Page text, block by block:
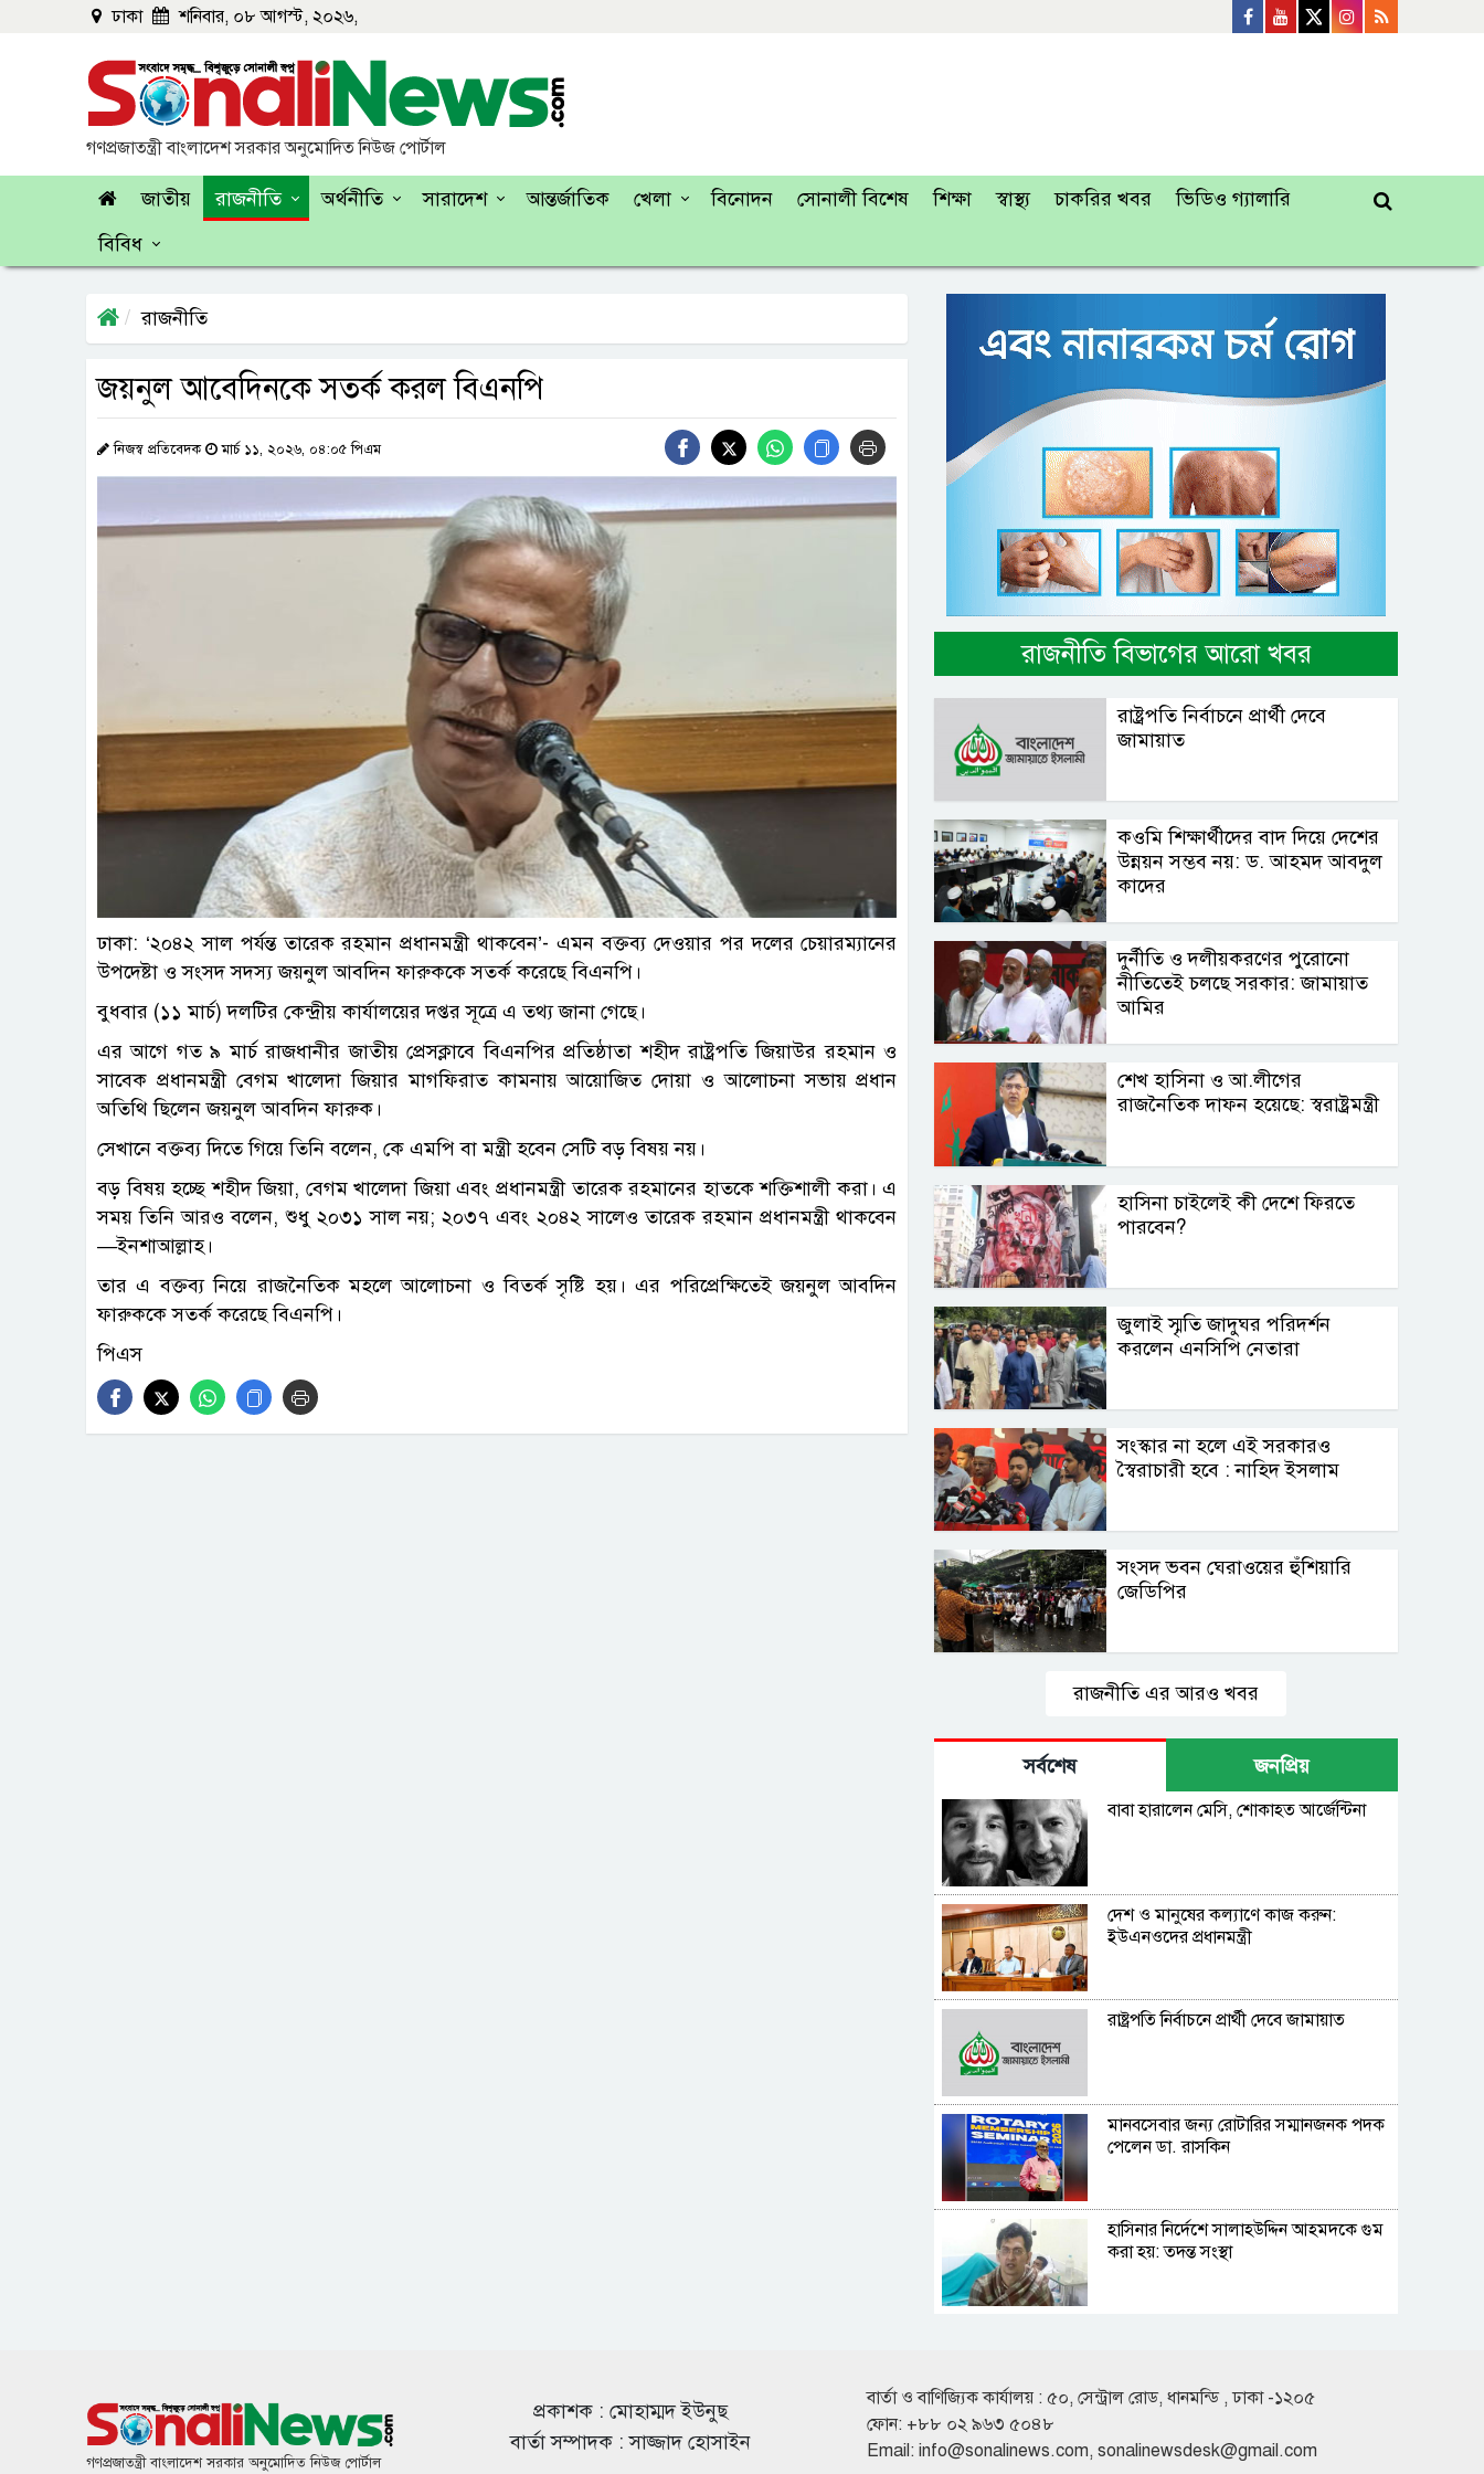
ঢাকা শনিবার, ০৮ আগস্ট, ২০২৬,
গণপ্রজাতন্ত্রী বাংলাদেশ সরকার অনুমোদিত নিউজ পোর্টাল
জাতীয় রাজনীতি অর্থনীতি সারাদেশ আন্তর্জাতিক খেলা বিনোদন সোনালী বিশেষ শিক্ষা স্বাস্থ্য চাকরির খবর
ভিডিও গ্যালারি
বিবিধ
রাজনীতি
জয়নুল আবেদিনকে সতর্ক করল বিএনপি
নিজস্ব প্রতিবেদক মার্চ ১১, ২০২৬, ০৪:০৫ পিএম
ফাইল ছবি
ঢাকা: ‘২০৪২ সাল পর্যন্ত তারেক রহমান প্রধানমন্ত্রী থাকবেন’- এমন বক্তব্য দেওয়ার পর দলের চেয়ারম্যানের
উপদেষ্টা ও সংসদ সদস্য জয়নুল আবদিন ফারুককে সতর্ক করেছে বিএনপি।
বুধবার (১১ মার্চ) দলটির কেন্দ্রীয় কার্যালয়ের দপ্তর সূত্রে এ তথ্য জানা গেছে।
এর আগে গত ৯ মার্চ রাজধানীর জাতীয় প্রেসক্লাবে বিএনপির প্রতিষ্ঠাতা শহীদ রাষ্ট্রপতি জিয়াউর রহমান ও
সাবেক প্রধানমন্ত্রী বেগম খালেদা জিয়ার মাগফিরাত কামনায় আয়োজিত দোয়া ও আলোচনা সভায় প্রধান
অতিথি ছিলেন জয়নুল আবদিন ফারুক।
সেখানে বক্তব্য দিতে গিয়ে তিনি বলেন, কে এমপি বা মন্ত্রী হবেন সেটি বড় বিষয় নয়।
বড় বিষয় হচ্ছে শহীদ জিয়া, বেগম খালেদা জিয়া এবং প্রধানমন্ত্রী তারেক রহমানের হাতকে শক্তিশালী করা। এ
সময় তিনি আরও বলেন, শুধু ২০৩১ সাল নয়; ২০৩৭ এবং ২০৪২ সালেও তারেক রহমান প্রধানমন্ত্রী থাকবেন
—ইনশাআল্লাহ।
তার এ বক্তব্য নিয়ে রাজনৈতিক মহলে আলোচনা ও বিতর্ক সৃষ্টি হয়। এর পরিপ্রেক্ষিতেই জয়নুল আবদিন
ফারুককে সতর্ক করেছে বিএনপি।
পিএস
রাজনীতি বিভাগের আরো খবর
রাষ্ট্রপতি নির্বাচনে প্রার্থী দেবে
জামায়াত
কওমি শিক্ষার্থীদের বাদ দিয়ে দেশের
উন্নয়ন সম্ভব নয়: ড. আহমদ আবদুল
কাদের
দুর্নীতি ও দলীয়করণের পুরোনো
নীতিতেই চলছে সরকার: জামায়াত
আমির
শেখ হাসিনা ও আ.লীগের
রাজনৈতিক দাফন হয়েছে: স্বরাষ্ট্রমন্ত্রী
হাসিনা চাইলেই কী দেশে ফিরতে
পারবেন?
জুলাই স্মৃতি জাদুঘর পরিদর্শন
করলেন এনসিপি নেতারা
সংস্কার না হলে এই সরকারও
স্বৈরাচারী হবে : নাহিদ ইসলাম
সংসদ ভবন ঘেরাওয়ের হুঁশিয়ারি
জেডিপির
রাজনীতি এর আরও খবর
সর্বশেষ জনপ্রিয়
বাবা হারালেন মেসি, শোকাহত আর্জেন্টিনা
দেশ ও মানুষের কল্যাণে কাজ করুন:
ইউএনওদের প্রধানমন্ত্রী
রাষ্ট্রপতি নির্বাচনে প্রার্থী দেবে জামায়াত
মানবসেবার জন্য রোটারির সম্মানজনক পদক
পেলেন ডা. রাসকিন
হাসিনার নির্দেশে সালাহউদ্দিন আহমদকে গুম
করা হয়: তদন্ত সংস্থা
বৃষ্টি নিয়ে যে বার্তা দিল আবহাওয়া অধিদপ্তর
গণপ্রজাতন্ত্রী বাংলাদেশ সরকার অনুমোদিত নিউজ পোর্টাল
প্রকাশক : মোহাম্মদ ইউনুছ
বার্তা সম্পাদক : সাজ্জাদ হোসাইন
বার্তা ও বাণিজ্যিক কার্যালয় : ৫০, সেন্ট্রাল রোড, ধানমন্ডি , ঢাকা -১২০৫
ফোন: +৮৮ ০২ ৯৬৩ ৫০৪৮
Email: info@sonalinews.com, sonalinewsdesk@gmail.com